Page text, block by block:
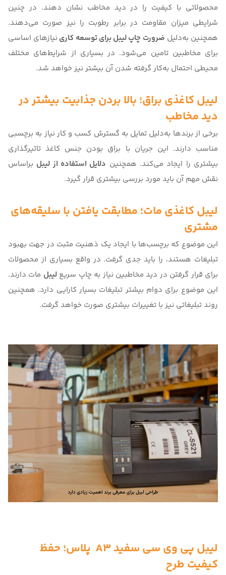
محصولاتی با کیفیت را در دید مخاطب نشان دهند. در چنین
شرایطی میزان مقاومت در برابر رطوبت را نیز صورت می‌دهند.
همچنین به‌دلیل ضرورت چاپ لیبل برای توسعه کاری نیازهای اساسی
برای مخاطبین تامین می‌شود. در بسیاری از شرایط‌های مختلف
محیطی احتمال به‌کار گرفته شدن آن بیشتر نیز خواهد شد.
لیبل کاغذی براق؛ بالا بردن جذابیت بیشتر در
دید مخاطب
برخی از برندها به‌دلیل تمایل به گسترش کسب و کار نیاز به برچسبی
مناسب دارند. این جریان با براق بودن جنس کاغذ تاثیرگذاری
بیشتری را ایجاد می‌کند. همچنین دلایل استفاده از لیبل براساس
نقش مهم آن باید مورد بررسی بیشتری قرار گیرد.
لیبل کاغذی مات؛ مطابقت یافتن با سلیقه‌های
مشتری
این موضوع که برچسب‌ها با ایجاد یک ذهنیت مثبت در جهت بهبود
تبلیغات هستند، را باید جدی گرفت. در واقع بسیاری از محصولات
برای قرار گرفتن در دید مخاطبین نیاز به چاپ سریعلیبل مات دارند.
این موضوع برای دوام بیشتر تبلیغات بسیار کارایی دارد. همچنین
روند تبلیغاتی نیز با تغییرات بیشتری صورت خواهد گرفت.
لیبل پی وی سی سفید A3 پلاس
؛ حفظ
کیفیت طرح